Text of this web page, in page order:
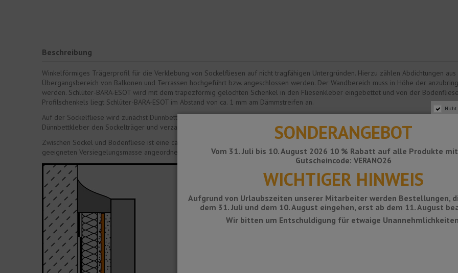
Beschreibung
Winkelförmiges Trägerprofil für die Verklebung von Sockelfliesen auf nicht tragfähigen Untergründen. Hierzu zählen Abdichtungen
Übergangsbereich von Balkonen und Terrassen hochgeführt bzw. angeschlossen werden. Der Wandbereich muss in Höhe der
werden. Schlüter-BARA-ESOT wird mit dem trapezförmig gelochten Schenkel in den Fliesenkleber eingebettet und von der
Profilschenkels liegt Schlüter-BARA-ESOT im Abstand von ca. 1 mm am Dämmstreifen an.
Auf der Sockelfliese wird zunächst Dünnbettkleber aufgetragen. Daraufhin wird die Sockelfliese gegen den senkrechten
Dünnbettkleber den Sockelträger und verzahnt sich mit der vorgegebenen Struktur des Profils.
Zwischen Sockel und Bodenfliese ist eine ca. 5 mm breite Fuge anzuordnen, die voll-satt mit Fugmörtel zu verfüllen ist. Oberhalb des
geeigneten Versiegelungsmasse angeordnet.
Nicht
SONDERANGEBOT
Vom 31. Juli bis 10. August 2026 10 % Rabatt auf alle Produkte
Gutscheincode: VERANO26
WICHTIGER HINWEIS
Aufgrund von Urlaubszeiten unserer Mitarbeiter werden Bestellungen,
dem 31. Juli und dem 10. August eingehen, erst ab dem 11. August
Wir bitten um Entschuldigung für etwaige